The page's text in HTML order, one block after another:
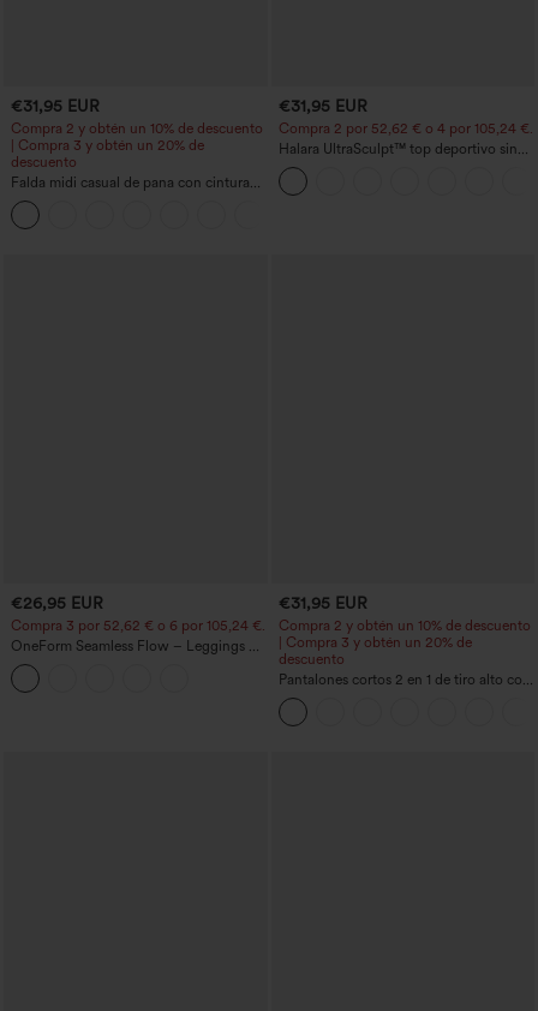
€31,95 EUR
Compra 2 y obtén un 10% de descuento
| Compra 3 y obtén un 20% de
descuento
Falda midi casual de pana con cintura
media y bolsillo lateral frontal con
solapa
€31,95 EUR
Compra 2 por 52,62 € o 4 por 105,24 €.
Halara UltraSculpt™ top deportivo sin
mangas con escote redondo y bajo
curvo
€26,95 EUR
Compra 3 por 52,62 € o 6 por 105,24 €.
OneForm Seamless Flow – Leggings de
yoga sin costuras, tiro medio, control de
abdomen y realce de glúteos
€31,95 EUR
Compra 2 y obtén un 10% de descuento
| Compra 3 y obtén un 20% de
descuento
Pantalones cortos 2 en 1 de tiro alto con
bolsillo interior y trasero